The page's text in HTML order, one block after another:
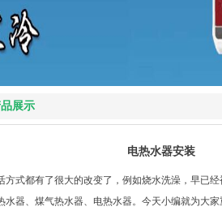
展示
电热水器安装
方式都有了很大的改变了，例如烧水洗澡，早已
水器、煤气热水器、电热水器。今天小编就为大